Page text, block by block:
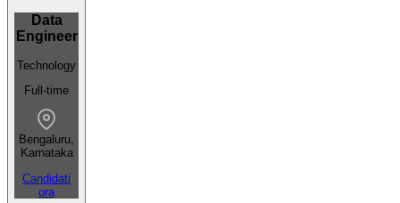
Data
Engineer
Technology
Full-time
Bengaluru,
Karnataka
Candidati
ora